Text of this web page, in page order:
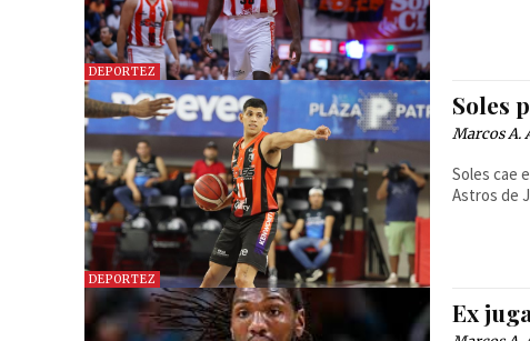
DEPORTEZ
DEPORTEZ
Soles
Marcos A.
Soles cae
Astros de
Ex